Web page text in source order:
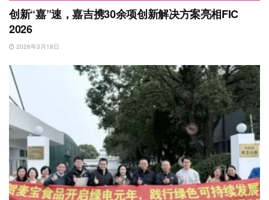
创新“嘉”速，嘉吉携30余项创新解决方案亮相FIC
2026
2026年3月18日